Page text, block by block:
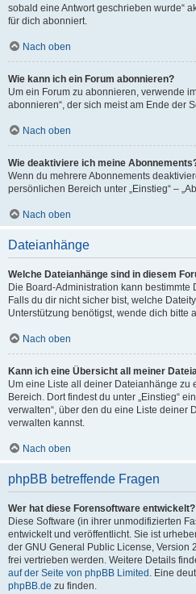
sobald eine Antwort geschrieben wurde“
für dich abonniert.
Nach oben
Wie kann ich ein Forum abonnieren?
Um ein Forum zu abonnieren, verwende
abonnieren“, der sich meist am Ende der
Nach oben
Wie deaktiviere ich meine
Wenn du mehrere Abonnements
persönlichen Bereich unter „Einstieg“ –
Nach oben
Dateianhänge
Welche Dateianhänge sind in diesem
Die Board-Administration kann
Falls du dir nicht sicher bist, welche
Unterstützung benötigst, wende dich bitte
Nach oben
Kann ich eine Übersicht all meiner
Um eine Liste all deiner Dateianhänge zu
Bereich. Dort findest du unter „Einstieg“
verwalten“, über den du eine Liste deiner
verwalten kannst.
Nach oben
phpBB betreffende Fragen
Wer hat diese Forensoftware entwickelt?
Diese Software (in ihrer unmodifizierten
entwickelt und veröffentlicht. Sie ist
der GNU General Public License, Version
frei vertrieben werden. Weitere Details
auf der Seite von phpBB Limited . Eine
phpBB.de zu finden.